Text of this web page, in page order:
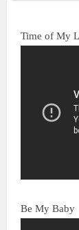
Time of My
Be My Baby